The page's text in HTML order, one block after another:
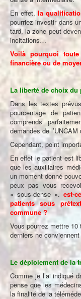
En effet, la
pourriez investir dans
tard, la zone peut
incitations…
Voilà pourquoi
financière ou de
La liberté de choix du
Dans les textes
pourcentage de
comprends
demandes de
Cependant, point
En effet le patient est
que les auxiliaires
un moment donné
peux pas vous
« sous-dense ». est-
patients sous
commune ?
Vous pourrez mettre
derniers ne
Le déploiement de la
Comme je l’ai indiqué
pense que les
la finalité de la